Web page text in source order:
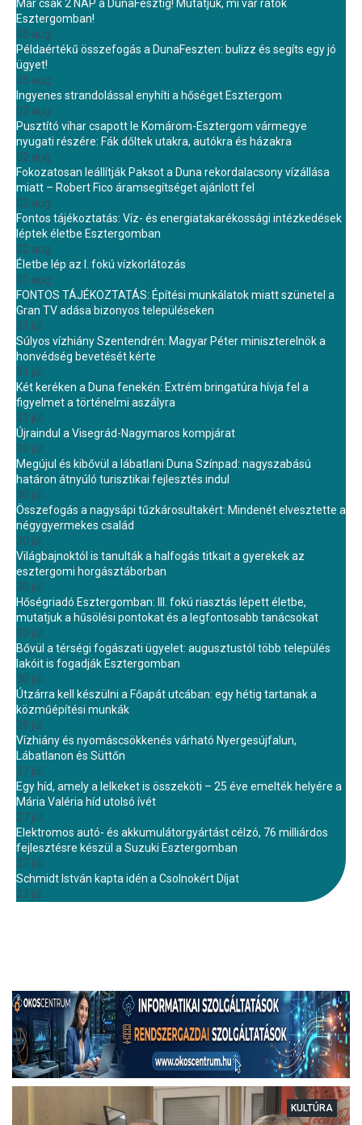
Már csak 2 NAP a DunaFesztig! Mutatjuk, mi vár rátok
Esztergomban!
05 aug.
Példaértékű összefogás a DunaFeszten: bulizz és segíts egy jó
ügyet!
05 aug.
Ingyenes strandolással enyhíti a hőséget Esztergom
03 aug.
Pusztító vihar csapott le Komárom-Esztergom vármegye
nyugati részére: Fák dőltek utakra, autókra és házakra
02 aug.
Fokozatosan leállítják Paksot a Duna rekordalacsony vízállása
miatt – Robert Fico áramsegítséget ajánlott fel
02 aug.
Fontos tájékoztatás: Víz- és energiatakarékossági intézkedések
léptek életbe Esztergomban
02 aug.
Életbe lép az I. fokú vízkorlátozás
01 aug.
FONTOS TÁJÉKOZTATÁS: Építési munkálatok miatt szünetel a
Gran TV adása bizonyos településeken
31 júl.
Súlyos vízhiány Szentendrén: Magyar Péter miniszterelnök a
honvédség bevetését kérte
31 júl.
Két keréken a Duna fenekén: Extrém bringatúra hívja fel a
figyelmet a történelmi aszályra
31 júl.
Újraindul a Visegrád-Nagymaros kompjárat
30 júl.
Megújul és kibővül a lábatlani Duna Színpad: nagyszabású
határon átnyúló turisztikai fejlesztés indul
30 júl.
Összefogás a nagysápi tűzkárosultakért: Mindenét elvesztette a
négygyermekes család
30 júl.
Világbajnoktól is tanulták a halfogás titkait a gyerekek az
esztergomi horgásztáborban
30 júl.
Hőségriadó Esztergomban: III. fokú riasztás lépett életbe,
mutatjuk a hűsölési pontokat és a legfontosabb tanácsokat
30 júl.
Bővül a térségi fogászati ügyelet: augusztustól több település
lakóit is fogadják Esztergomban
30 júl.
Útzárra kell készülni a Főapát utcában: egy hétig tartanak a
közműépítési munkák
28 júl.
Vízhiány és nyomáscsökkenés várható Nyergesújfalun,
Lábatlanon és Süttőn
27 júl.
Egy híd, amely a lelkeket is összeköti – 25 éve emelték helyére a
Mária Valéria híd utolsó ívét
27 júl.
Elektromos autó- és akkumulátorgyártást célzó, 76 milliárdos
fejlesztésre készül a Suzuki Esztergomban
27 júl.
Schmidt István kapta idén a Csolnokért Díjat
23 júl.
KULTÚRA